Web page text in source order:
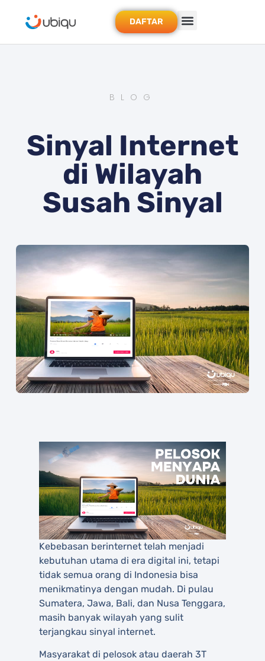
DAFTAR
BLOG
Sinyal Internet
di Wilayah
Susah Sinyal
Kebebasan berinternet telah menjadi
kebutuhan utama di era digital ini, tetapi
tidak semua orang di Indonesia bisa
menikmatinya dengan mudah. Di pulau
Sumatera, Jawa, Bali, dan Nusa Tenggara,
masih banyak wilayah yang sulit
terjangkau sinyal internet.
Masyarakat di pelosok atau daerah 3T